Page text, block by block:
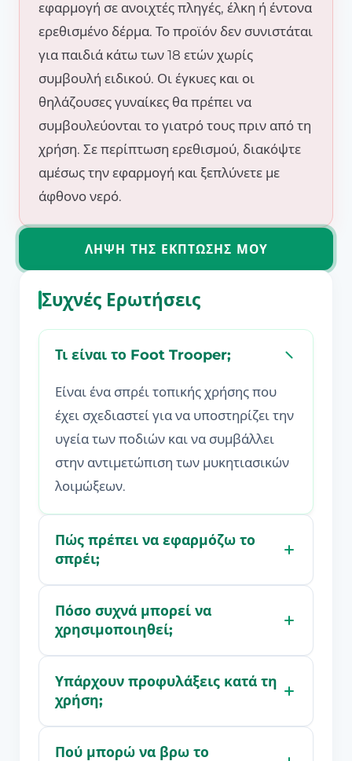
εφαρμογή σε ανοιχτές πληγές, έλκη ή έντονα
ερεθισμένο δέρμα. Το προϊόν δεν συνιστάται
για παιδιά κάτω των 18 ετών χωρίς
συμβουλή ειδικού. Οι έγκυες και οι
θηλάζουσες γυναίκες θα πρέπει να
συμβουλεύονται το γιατρό τους πριν από τη
χρήση. Σε περίπτωση ερεθισμού, διακόψτε
αμέσως την εφαρμογή και ξεπλύνετε με
άφθονο νερό.
ΛΉΨΗ ΤΗΣ ΈΚΠΤΩΣΗΣ ΜΟΥ
Συχνές Ερωτήσεις
Τι είναι το Foot Trooper;
Είναι ένα σπρέι τοπικής χρήσης που
έχει σχεδιαστεί για να υποστηρίζει την
υγεία των ποδιών και να συμβάλλει
στην αντιμετώπιση των μυκητιασικών
λοιμώξεων.
Πώς πρέπει να εφαρμόζω το
σπρέι;
Πόσο συχνά μπορεί να
χρησιμοποιηθεί;
Υπάρχουν προφυλάξεις κατά τη
χρήση;
Πού μπορώ να βρω το